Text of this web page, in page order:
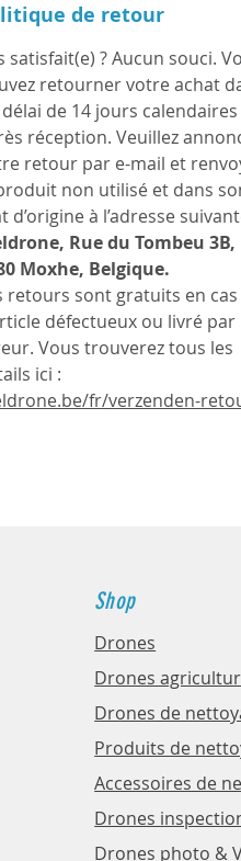
de retour
satisfait(e) ? Aucun souci.
retourner votre achat
de 14 jours calendaires
réception. Veuillez
retour par e-mail et
non utilisé et dans
d’origine à l’adresse
Rue du Tombeu 3B,
Moxhe, Belgique.
retours sont gratuits en cas
défectueux ou livré par
Vous trouverez tous les
ici :
fr/verzenden-
Shop
Drones
Drones
Drones de
Produits de
Accessoires de
Drones
Drones photo &